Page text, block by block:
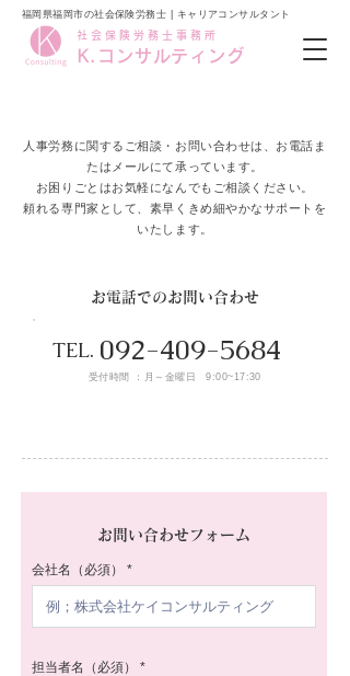
福岡県福岡市の社会保険労務士 | キャリアコンサルタント
社会保険労務士事務所
K.コンサルティング
人事労務に関するご相談・お問い合わせは、お電話ま
たはメールにて承っています。
お困りごとはお気軽になんでもご相談ください。
頼れる専門家として、素早くきめ細やかなサポートを
いたします。
​お電話でのお問い合わせ
TEL. 092-409-5684
受付時間 ：月～金曜日 9:00~17:30
お問い合わせフォーム
会社名（必須）
担当者名（必須）